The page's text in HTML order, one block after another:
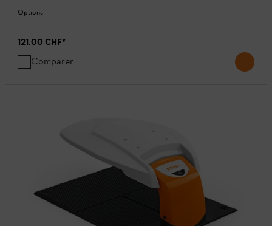
Options
121.00 CHF*
Comparer